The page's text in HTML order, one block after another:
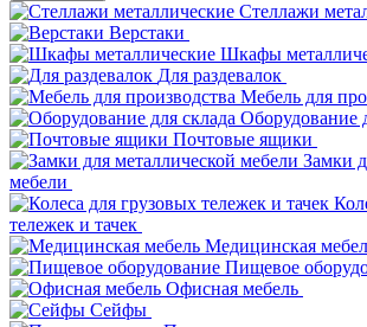
Стеллажи
Верстаки
Шкафы
Для раздевалок
Мебель для
Оборудование
Почтовые ящики
Замки
мебели
тележек и тачек
Медицинская
Пищевое
Офисная мебель
Сейфы